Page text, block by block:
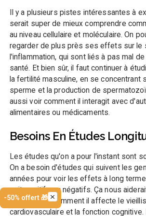
-50% offert 🎁
Il y a plusieurs pistes intéressantes à
serait super de mieux comprendre
au niveau cellulaire et moléculaire. On
regarder de plus près ses effets sur le
l'inflammation, qui sont liés à pas mal
santé. Et bien sûr, il faut continuer à
la fertilité masculine, en se concentrant
sperme et la production de
aussi voir comment il interagit avec
alimentaires ou médicaments.
Besoins En Études
Les études qu'on a pour l'instant sont
On a besoin d'études qui suivent les
années pour voir les effets à long
soit positifs ou négatifs. Ça nous
comprendre comment il affecte le
cardiovasculaire et la fonction